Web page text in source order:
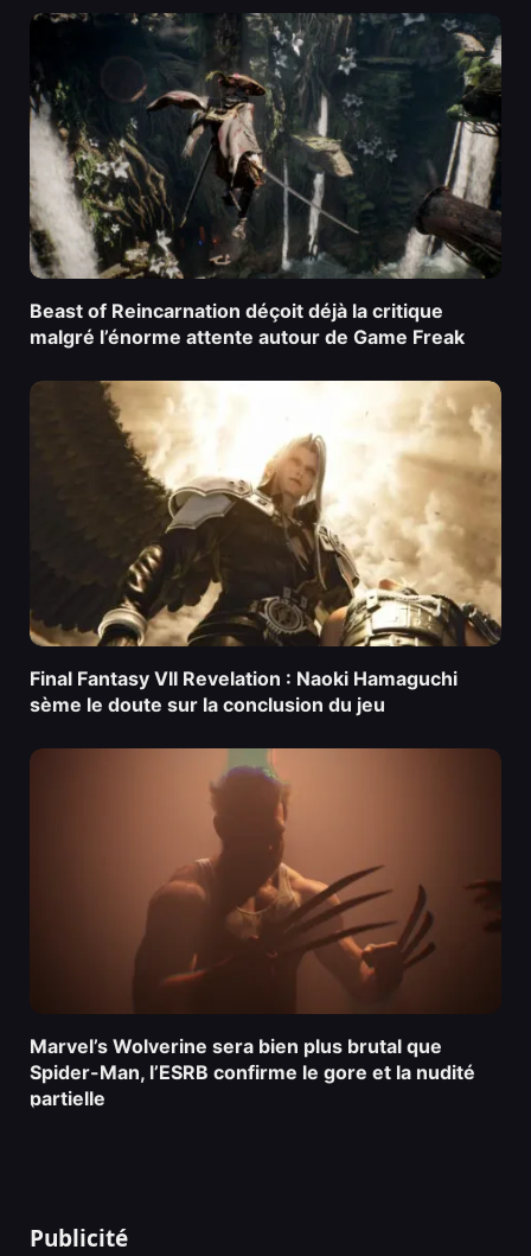
Beast of Reincarnation déçoit déjà la critique
malgré l’énorme attente autour de Game Freak
Final Fantasy VII Revelation : Naoki Hamaguchi
sème le doute sur la conclusion du jeu
Marvel’s Wolverine sera bien plus brutal que
Spider-Man, l’ESRB confirme le gore et la nudité
partielle
Publicité